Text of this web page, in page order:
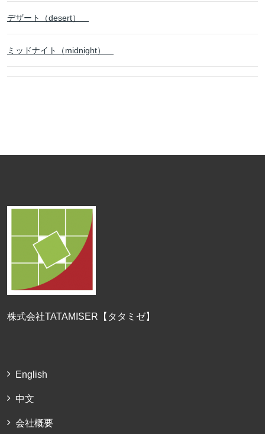
デザート（desert）
ミッドナイト（midnight）
株式会社TATAMISER【タタミゼ】
English
中文
会社概要